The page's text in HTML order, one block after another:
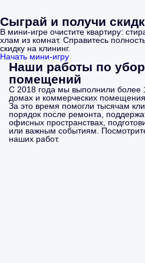
Сыграй и получи
В мини-игре очистите квартиру:
хлам из комнат. Справитесь
скидку на клининг.
Начать мини-игру
Наши работы по
помещений
С 2018 года мы выполнили более
домах и коммерческих
За это время помогли тысячам
порядок после ремонта,
офисных пространствах,
или важным событиям.
наших работ.